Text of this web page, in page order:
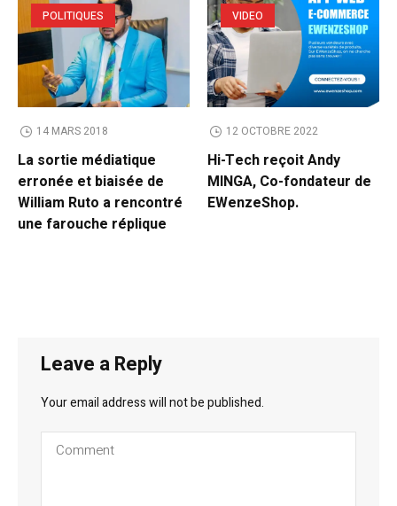
POLITIQUES
14 MARS 2018
La sortie médiatique
erronée et biaisée de
William Ruto a rencontré
une farouche réplique
VIDEO
12 OCTOBRE 2022
Hi-Tech reçoit Andy
MINGA, Co-fondateur de
EWenzeShop.
Leave a Reply
Your email address will not be published.